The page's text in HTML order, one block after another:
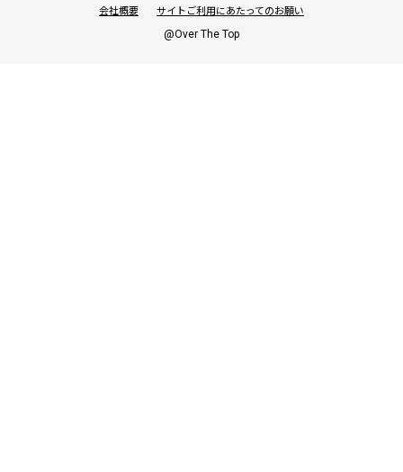
会社概要 サイトご利用にあたってのお願い
@Over The Top